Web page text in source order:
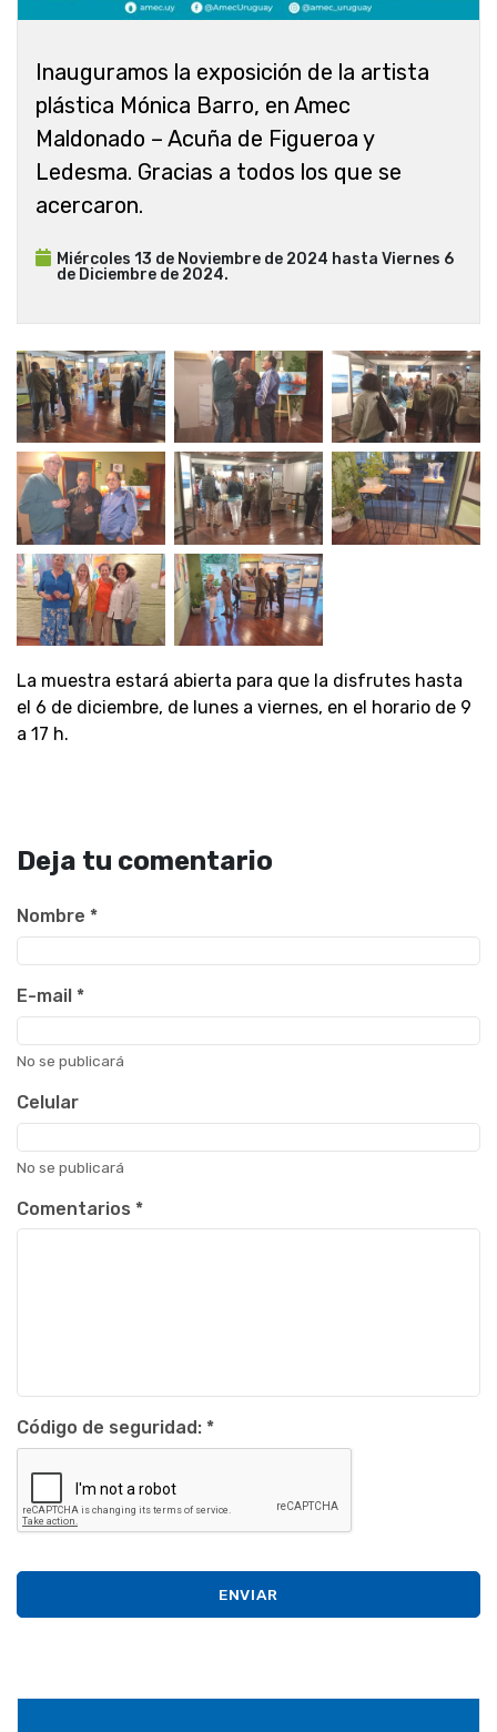
Inauguramos la exposición de la artista
plástica Mónica Barro, en Amec
Maldonado – Acuña de Figueroa y
Ledesma. Gracias a todos los que se
acercaron.
Miércoles 13 de Noviembre de 2024 hasta Viernes 6
de Diciembre de 2024.
La muestra estará abierta para que la disfrutes hasta
el 6 de diciembre, de lunes a viernes, en el horario de 9
a 17 h.
Deja tu comentario
Nombre *
E-mail *
No se publicará
Celular
No se publicará
Comentarios *
Código de seguridad: *
ENVIAR